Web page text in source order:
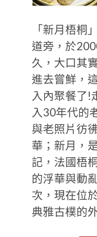
「新月梧桐
道旁，於
久，大口其
進去嘗鮮，
入內聚餐了!
入30年代的
與老照片彷
華；新月，
記，法國梧
的浮華與動
次，現在位
典雅古樸的